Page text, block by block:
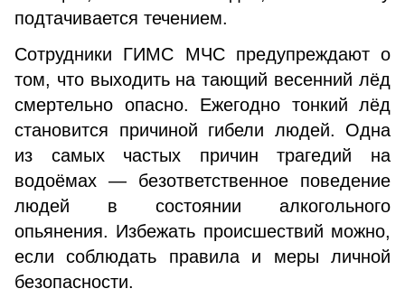
подтачивается течением.
Сотрудники ГИМС МЧС предупреждают о
том, что выходить на тающий весенний лёд
смертельно опасно. Ежегодно тонкий лёд
становится причиной гибели людей. Одна
из самых частых причин трагедий на
водоёмах — безответственное поведение
людей в состоянии алкогольного
опьянения. Избежать происшествий можно,
если соблюдать правила и меры личной
безопасности.